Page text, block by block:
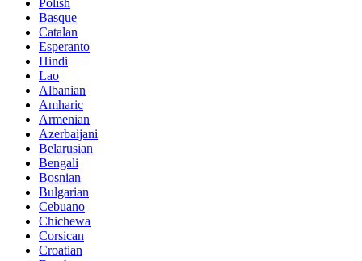
Basque
Catalan
Esperanto
Hindi
Lao
Albanian
Amharic
Armenian
Azerbaijani
Belarusian
Bengali
Bosnian
Bulgarian
Cebuano
Chichewa
Corsican
Croatian